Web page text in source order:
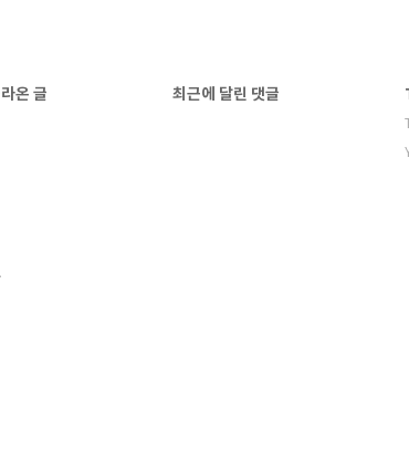
온 글 최근에 달린 댓글